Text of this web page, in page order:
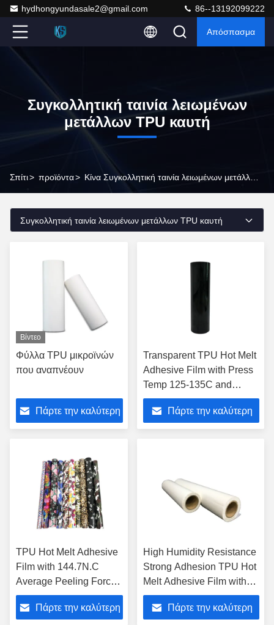
hydhongyundasale2@gmail.com 86--13192099222
Απόσπασμα
Συγκολλητική ταινία λειωμένων
μετάλλων TPU καυτή
Σπίτι> προϊόντα>
Συγκολλητική ταινία λειωμένων μετάλλων TPU καυτή
Βίντεο
Φύλλα TPU μικροϊνών
που αναπνέουν
Πάρτε την καλύτερη
Transparent TPU Hot Melt
Adhesive Film with Press
Temp 125-135C and
Pressure 0.3-0.6 Press
Lamination for Self-
Adhesive Sealing
Πάρτε την καλύτερη
TPU Hot Melt Adhesive
Film with 144.7N.C
Average Peeling Force,
High Humidity
Resistance, and
Πάρτε την καλύτερη
High Humidity Resistance
Strong Adhesion TPU Hot
Melt Adhesive Film with
10-15 Press Time and 0.3-
0.6 Press Pressure
Πάρτε την καλύτερη